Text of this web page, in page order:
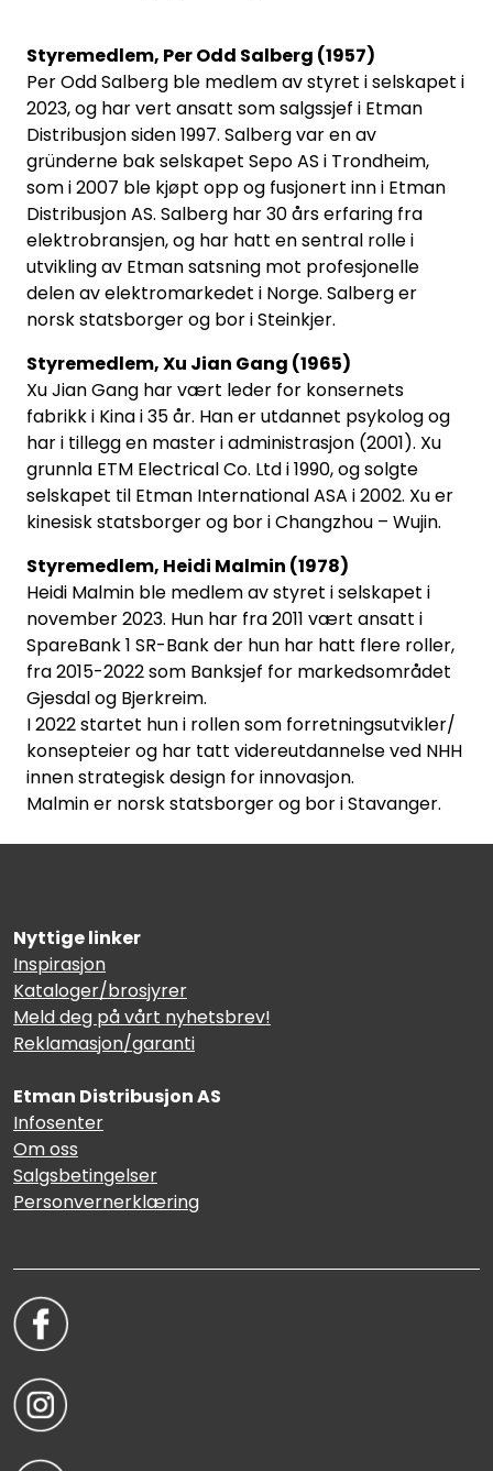
Styremedlem, Per Odd Salberg (1957)
Per Odd Salberg ble medlem av styret i selskapet i
2023, og har vert ansatt som salgssjef i Etman
Distribusjon siden 1997. Salberg var en av
gründerne bak selskapet Sepo AS i Trondheim,
som i 2007 ble kjøpt opp og fusjonert inn i Etman
Distribusjon AS. Salberg har 30 års erfaring fra
elektrobransjen, og har hatt en sentral rolle i
utvikling av Etman satsning mot profesjonelle
delen av elektromarkedet i Norge. Salberg er
norsk statsborger og bor i Steinkjer.
Styremedlem, Xu Jian Gang (1965)
Xu Jian Gang har vært leder for konsernets
fabrikk i Kina i 35 år. Han er utdannet psykolog og
har i tillegg en master i administrasjon (2001). Xu
grunnla ETM Electrical Co. Ltd i 1990, og solgte
selskapet til Etman International ASA i 2002. Xu er
kinesisk statsborger og bor i Changzhou – Wujin.
Styremedlem, Heidi Malmin (1978)
Heidi Malmin ble medlem av styret i selskapet i
november 2023. Hun har fra 2011 vært ansatt i
SpareBank 1 SR-Bank der hun har hatt flere roller,
fra 2015-2022 som Banksjef for markedsområdet
Gjesdal og Bjerkreim.
I 2022 startet hun i rollen som forretningsutvikler/
konsepteier og har tatt videreutdannelse ved NHH
innen strategisk design for innovasjon.
Malmin er norsk statsborger og bor i Stavanger.
Nyttige linker
Inspirasjon
Kataloger/brosjyrer
Meld deg på vårt nyhetsbrev!
Reklamasjon/garanti
Etman Distribusjon AS
Infosenter
Om oss
Salgsbetingelser
Personvernerklæring